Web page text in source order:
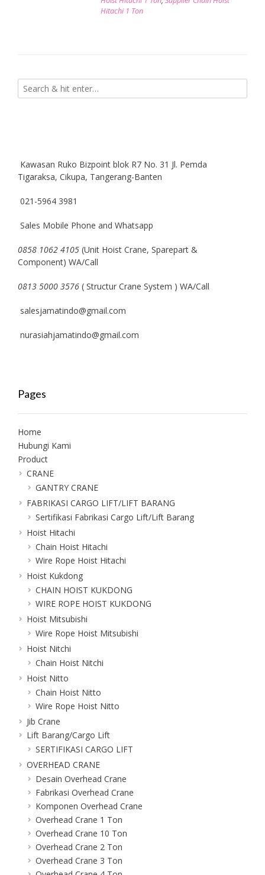
Hitachi 1 Ton
Kawasan Ruko Bizpoint blok R7 No. 31 Jl. Pemda
Tigaraksa, Cikupa, Tangerang-Banten
021-5964 3981
Sales Mobile Phone and Whatsapp
0858 1062 4105 (Unit Hoist Crane, Sparepart &
Component) WA/Call
0813 5000 3576 ( Structur Crane System ) WA/Call
salesjamatindo@gmail.com
nurasiahjamatindo@gmail.com
Pages
Home
Hubungi Kami
Product
CRANE
GANTRY CRANE
FABRIKASI CARGO LIFT/LIFT BARANG
Sertifikasi Fabrikasi Cargo Lift/Lift Barang
Hoist Hitachi
Chain Hoist Hitachi
Wire Rope Hoist Hitachi
Hoist Kukdong
CHAIN HOIST KUKDONG
WIRE ROPE HOIST KUKDONG
Hoist Mitsubishi
Wire Rope Hoist Mitsubishi
Hoist Nitchi
Chain Hoist Nitchi
Hoist Nitto
Chain Hoist Nitto
Wire Rope Hoist Nitto
Jib Crane
Lift Barang/Cargo Lift
SERTIFIKASI CARGO LIFT
OVERHEAD CRANE
Desain Overhead Crane
Fabrikasi Overhead Crane
Komponen Overhead Crane
Overhead Crane 1 Ton
Overhead Crane 10 Ton
Overhead Crane 2 Ton
Overhead Crane 3 Ton